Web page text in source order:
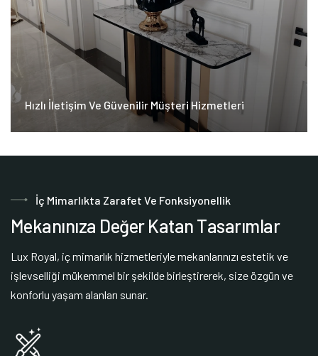
Hızlı İletişim Ve Güvenilir Müşteri Hizmetleri
İç Mimarlıkta Zarafet Ve Fonksiyonellik
Mekanınıza Değer KatanTasarımlar
Lux Royal, iç mimarlık hizmetleriyle mekanlarınızı estetik ve
işlevselliği mükemmel bir şekilde birleştirerek, size özgün ve
konforlu yaşam alanları sunar.